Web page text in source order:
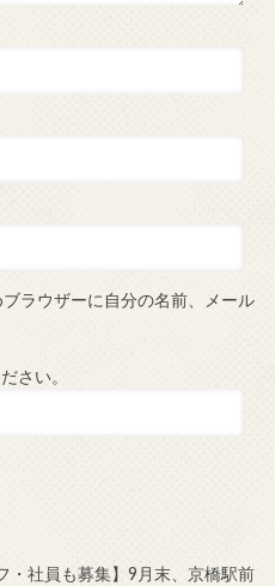
ラウザーに自分の名前、メール
さい。
・社員も募集】9月末、京橋駅前